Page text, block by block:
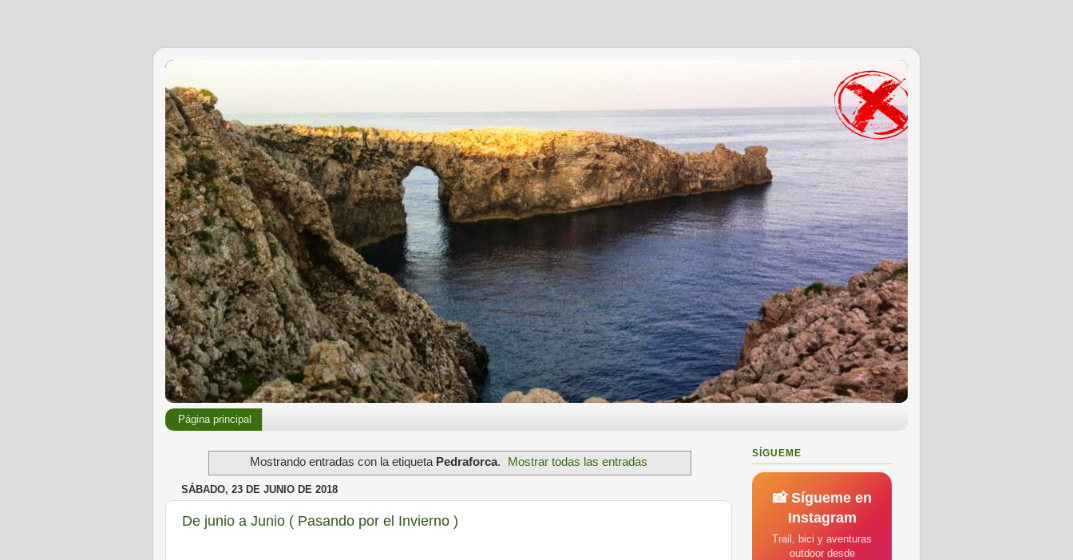
Página principal
Mostrando entradas con la etiqueta Pedraforca. Mostrar todas las entradas
SÁBADO, 23 DE JUNIO DE 2018
De junio a Junio ( Pasando por el Invierno )
SÍGUEME
📸 Sígueme en
Instagram
Trail, bici y aventuras
outdoor desde